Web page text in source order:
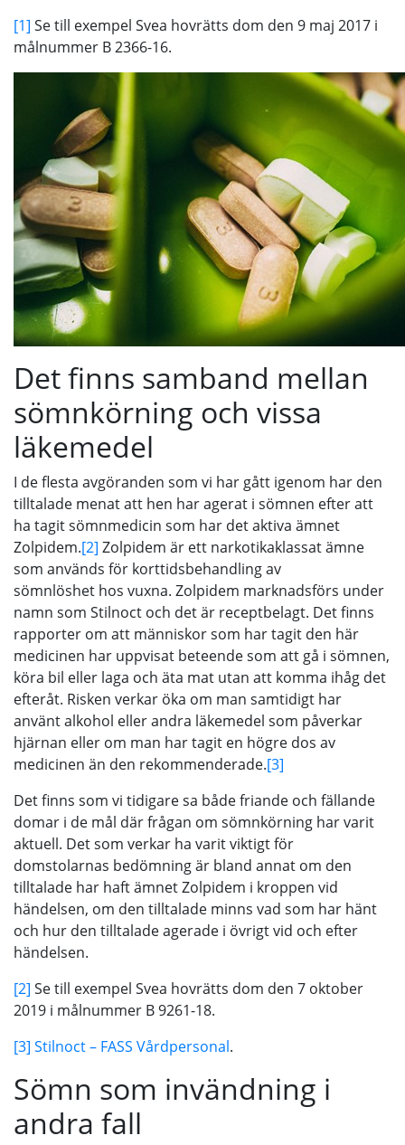
[1] Se till exempel Svea hovrätts dom den 9 maj 2017 i
målnummer B 2366-16.
Det finns samband mellan
sömnkörning och vissa
läkemedel
I de flesta avgöranden som vi har gått igenom har den
tilltalade menat att hen har agerat i sömnen efter att
ha tagit sömnmedicin som har det aktiva ämnet
Zolpidem.[2] Zolpidem är ett narkotikaklassat ämne
som används för korttidsbehandling av
sömnlöshet hos vuxna. Zolpidem marknadsförs under
namn som Stilnoct och det är receptbelagt. Det finns
rapporter om att människor som har tagit den här
medicinen har uppvisat beteende som att gå i sömnen,
köra bil eller laga och äta mat utan att komma ihåg det
efteråt. Risken verkar öka om man samtidigt har
använt alkohol eller andra läkemedel som påverkar
hjärnan eller om man har tagit en högre dos av
medicinen än den rekommenderade.[3]
Det finns som vi tidigare sa både friande och fällande
domar i de mål där frågan om sömnkörning har varit
aktuell. Det som verkar ha varit viktigt för
domstolarnas bedömning är bland annat om den
tilltalade har haft ämnet Zolpidem i kroppen vid
händelsen, om den tilltalade minns vad som har hänt
och hur den tilltalade agerade i övrigt vid och efter
händelsen.
[2] Se till exempel Svea hovrätts dom den 7 oktober
2019 i målnummer B 9261-18.
[3] Stilnoct – FASS Vårdpersonal.
Sömn som invändning i
andra fall